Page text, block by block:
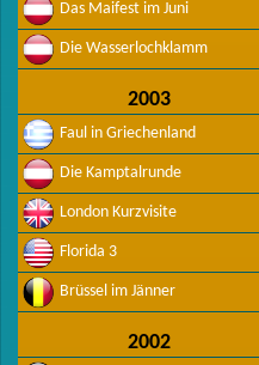
Das Maifest im Juni
Die Wasserlochklamm
2003
Faul in Griechenland
Die Kamptalrunde
London Kurzvisite
Florida 3
Brüssel im Jänner
2002